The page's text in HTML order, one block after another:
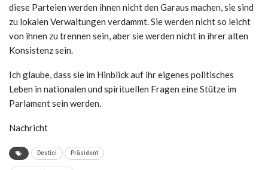
diese Parteien werden ihnen nicht den Garaus machen, sie sind
zu lokalen Verwaltungen verdammt. Sie werden nicht so leicht
von ihnen zu trennen sein, aber sie werden nicht in ihrer alten
Konsistenz sein.
Ich glaube, dass sie im Hinblick auf ihr eigenes politisches
Leben in nationalen und spirituellen Fragen eine Stütze im
Parlament sein werden.
Nachricht
Destici Präsident